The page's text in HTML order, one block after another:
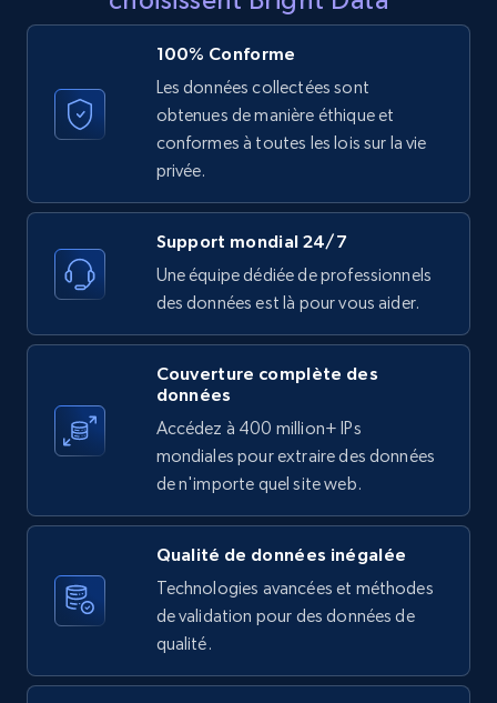
price, and more.
1.9K+ 323+ Essai gratuit
URL, Product id, Listing inventory id, Title, Rating,
Reviews count shop, Reviews count item, Initial
price, and more.
323+ Essai gratuit
Etsy - Collects data from shop's URL
URL, Product id, Listing inventory id, Title, Rating,
price, and more.
1.9K+ 323+ Essai gratuit
100% Conforme
Les données collectées sont
obtenues de manière éthique et
conformes à toutes les lois sur la vie
privée.
Support mondial 24/7
Une équipe dédiée de professionnels
des données est là pour vous aider.
Couverture complète des
données
Accédez à 400 million+ IPs
mondiales pour extraire des données
de n'importe quel site web.
Qualité de données inégalée
Technologies avancées et méthodes
de validation pour des données de
qualité.